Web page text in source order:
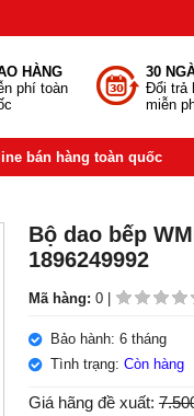
HÀNG
phí toàn
30
Đổi trả
miễn
bán hàng toàn quốc
Bộ dao bếp
1896249992
Mã hàng: 0 |
Bảo hành: 6 tháng
Tình trạng: Còn hàng
Giá hãng đề xuất: